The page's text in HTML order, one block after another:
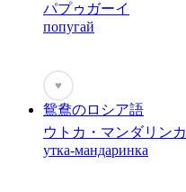
パプゥガーイ
попугай
♥
鴛鴦のロシア語
ウトカ・マンダリンカ
утка-мандаринка